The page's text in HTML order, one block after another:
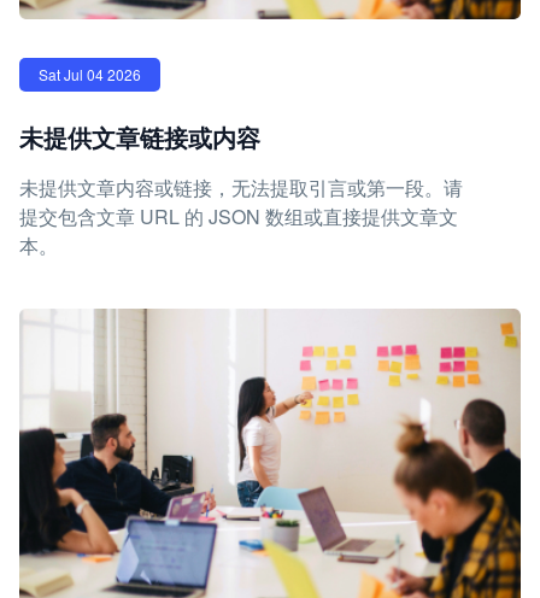
Sat Jul 04 2026
未提供文章链接或内容
未提供文章内容或链接，无法提取引言或第一段。请
提交包含文章 URL 的 JSON 数组或直接提供文章文
本。